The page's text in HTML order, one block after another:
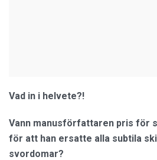
Vad in i helvete?!
Vann manusförfattaren pris för
för att han ersatte alla subtila
svordomar?